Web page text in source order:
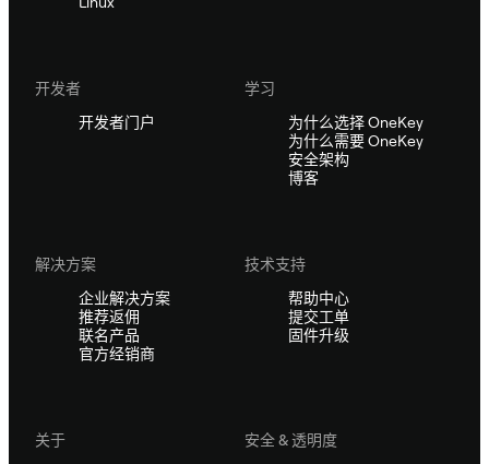
开发者
开发者门户
学习
为什么选择 OneKey
为什么需要 OneKey
安全架构
博客
解决方案
企业解决方案
推荐返佣
联名产品
官方经销商
技术支持
帮助中心
提交工单
固件升级
关于
安全 & 透明度